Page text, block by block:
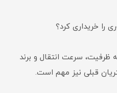
را خریداری کرد؟
ظرفیت، سرعت انتقال و برند
قبلی نیز مهم است.